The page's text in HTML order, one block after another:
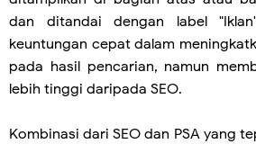
dan ditandai dengan label
keuntungan cepat dalam
pada hasil pencarian, namun
lebih tinggi daripada SEO.
Kombinasi dari SEO dan PSA yang